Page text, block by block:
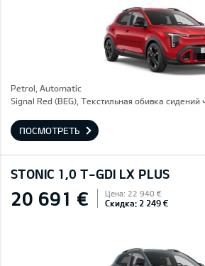
Petrol, Automatic
Signal Red (BEG), Текстильная обивка сидений
ПОСМОТРЕТЬ
STONIC 1,0 T-GDI LX PLUS
20 691 € Цена: 22 940 €
Скидка: 2 249 €